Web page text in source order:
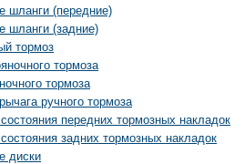
шланги (передние)
шланги (задние)
тормоз
тормоза
тормоза
ручного тормоза
передних тормозных накладок
задних тормозных накладок
диски